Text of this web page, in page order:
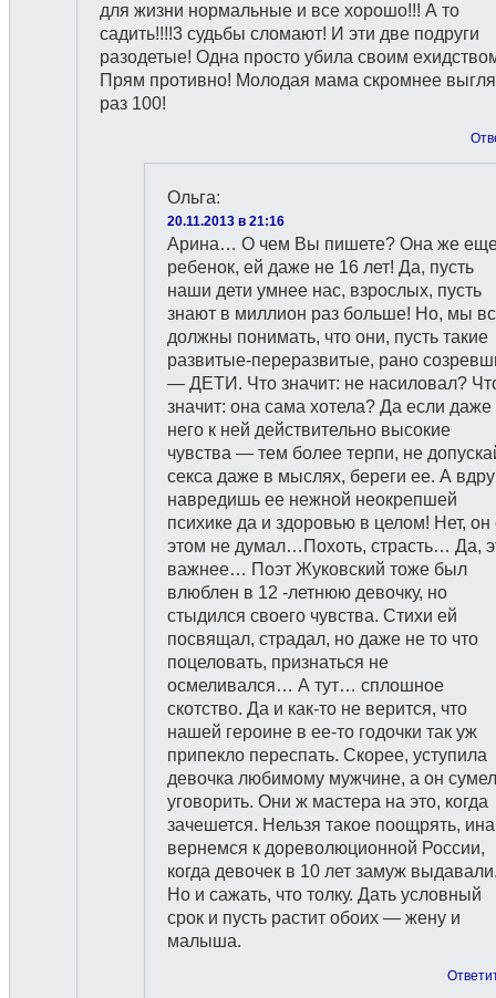
для жизни нормальные и все хорошо!!! А то
садить!!!!3 судьбы сломают! И эти две подруги
разодетые! Одна просто убила своим
Прям противно! Молодая мама скромнее
раз 100!
Ольга:
20.11.2013 в 21:16
Арина… О чем Вы пишете? Она же
ребенок, ей даже не 16 лет! Да, пусть
наши дети умнее нас, взрослых, пусть
знают в миллион раз больше! Но, мы
должны понимать, что они, пусть такие
развитые-переразвитые, рано
— ДЕТИ. Что значит: не насиловал?
значит: она сама хотела? Да если даже
него к ней действительно высокие
чувства — тем более терпи, не
секса даже в мыслях, береги ее. А
навредишь ее нежной неокрепшей
психике да и здоровью в целом! Нет, он
этом не думал…Похоть, страсть… Да,
важнее… Поэт Жуковский тоже был
влюблен в 12 -летнюю девочку, но
стыдился своего чувства. Стихи ей
посвящал, страдал, но даже не то что
поцеловать, признаться не
осмеливался… А тут… сплошное
скотство. Да и как-то не верится, что
нашей героине в ее-то годочки так уж
припекло переспать. Скорее, уступила
девочка любимому мужчине, а он сумел
уговорить. Они ж мастера на это, когда
зачешется. Нельзя такое поощрять,
вернемся к дореволюционной России,
когда девочек в 10 лет замуж
Но и сажать, что толку. Дать условный
срок и пусть растит обоих — жену и
малыша.